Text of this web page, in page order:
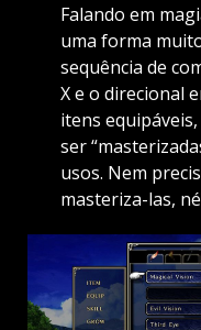
Falando em
uma forma
sequência de
X e o direcional
itens
ser
usos. Nem
masteriza-las,